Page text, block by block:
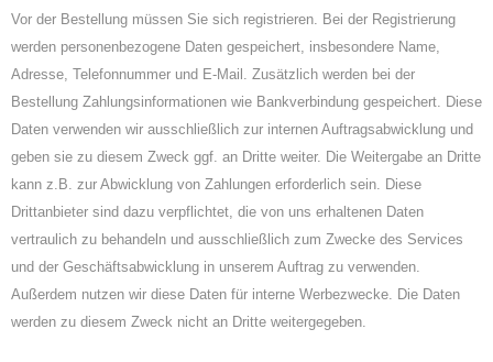
Vor der Bestellung müssen Sie sich registrieren. Bei der Registrierung
werden personenbezogene Daten gespeichert, insbesondere Name,
Adresse, Telefonnummer und E-Mail. Zusätzlich werden bei der
Bestellung Zahlungsinformationen wie Bankverbindung gespeichert. Diese
Daten verwenden wir ausschließlich zur internen Auftragsabwicklung und
geben sie zu diesem Zweck ggf. an Dritte weiter. Die Weitergabe an Dritte
kann z.B. zur Abwicklung von Zahlungen erforderlich sein. Diese
Drittanbieter sind dazu verpflichtet, die von uns erhaltenen Daten
vertraulich zu behandeln und ausschließlich zum Zwecke des Services
und der Geschäftsabwicklung in unserem Auftrag zu verwenden.
Außerdem nutzen wir diese Daten für interne Werbezwecke. Die Daten
werden zu diesem Zweck nicht an Dritte weitergegeben.